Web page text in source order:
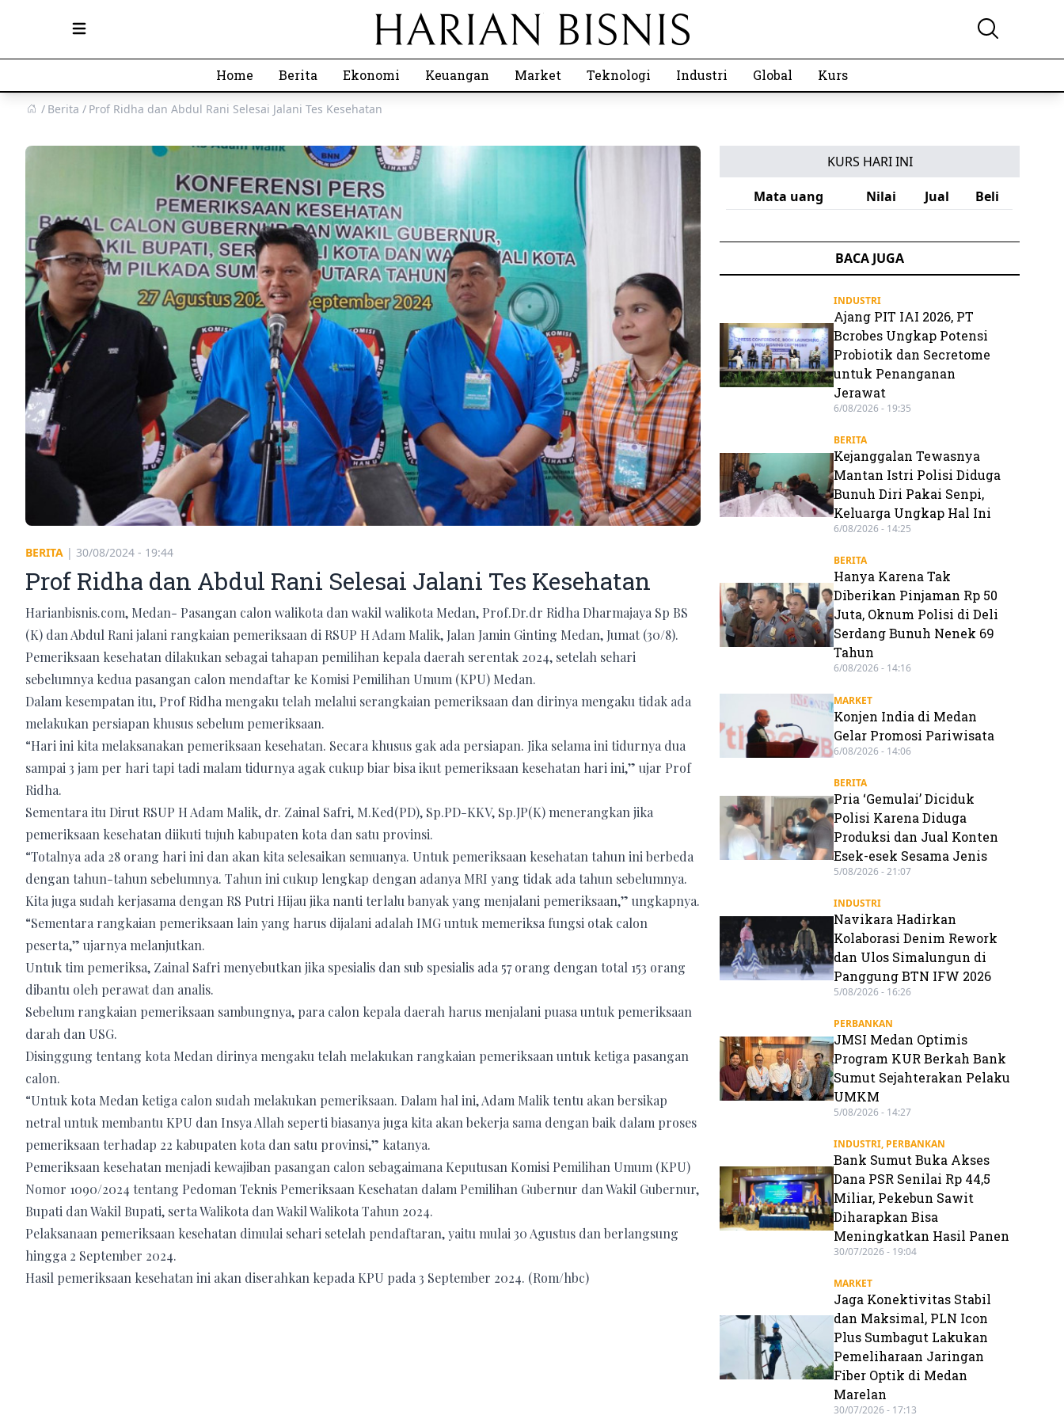
Open main menu
Home Berita Ekonomi Keuangan Market Teknologi Industri Global Kurs
Berita Prof Ridha dan Abdul Rani Selesai Jalani Tes Kesehatan
BERITA | 30/08/2024 - 19:44
Prof Ridha dan Abdul Rani Selesai Jalani Tes Kesehatan
Harianbisnis.com, Medan- Pasangan calon walikota dan wakil walikota Medan, Prof.Dr.dr Ridha Dharmajaya Sp BS
(K) dan Abdul Rani jalani rangkaian pemeriksaan di RSUP H Adam Malik, Jalan Jamin Ginting Medan, Jumat (30/8).
Pemeriksaan kesehatan dilakukan sebagai tahapan pemilihan kepala daerah serentak 2024, setelah sehari
sebelumnya kedua pasangan calon mendaftar ke Komisi Pemilihan Umum (KPU) Medan.
Dalam kesempatan itu, Prof Ridha mengaku telah melalui serangkaian pemeriksaan dan dirinya mengaku tidak ada
melakukan persiapan khusus sebelum pemeriksaan.
“Hari ini kita melaksanakan pemeriksaan kesehatan. Secara khusus gak ada persiapan. Jika selama ini tidurnya dua
sampai 3 jam per hari tapi tadi malam tidurnya agak cukup biar bisa ikut pemeriksaan kesehatan hari ini,” ujar Prof
Ridha.
Sementara itu Dirut RSUP H Adam Malik, dr. Zainal Safri, M.Ked(PD), Sp.PD-KKV, Sp.JP(K) menerangkan jika
pemeriksaan kesehatan diikuti tujuh kabupaten kota dan satu provinsi.
“Totalnya ada 28 orang hari ini dan akan kita selesaikan semuanya. Untuk pemeriksaan kesehatan tahun ini berbeda
dengan tahun-tahun sebelumnya. Tahun ini cukup lengkap dengan adanya MRI yang tidak ada tahun sebelumnya.
Kita juga sudah kerjasama dengan RS Putri Hijau jika nanti terlalu banyak yang menjalani pemeriksaan,” ungkapnya.
“Sementara rangkaian pemeriksaan lain yang harus dijalani adalah IMG untuk memeriksa fungsi otak calon
peserta,” ujarnya melanjutkan.
Untuk tim pemeriksa, Zainal Safri menyebutkan jika spesialis dan sub spesialis ada 57 orang dengan total 153 orang
dibantu oleh perawat dan analis.
Sebelum rangkaian pemeriksaan sambungnya, para calon kepala daerah harus menjalani puasa untuk pemeriksaan
darah dan USG.
Disinggung tentang kota Medan dirinya mengaku telah melakukan rangkaian pemeriksaan untuk ketiga pasangan
calon.
“Untuk kota Medan ketiga calon sudah melakukan pemeriksaan. Dalam hal ini, Adam Malik tentu akan bersikap
netral untuk membantu KPU dan Insya Allah seperti biasanya juga kita akan bekerja sama dengan baik dalam proses
pemeriksaan terhadap 22 kabupaten kota dan satu provinsi,” katanya.
Pemeriksaan kesehatan menjadi kewajiban pasangan calon sebagaimana Keputusan Komisi Pemilihan Umum (KPU)
Nomor 1090/2024 tentang Pedoman Teknis Pemeriksaan Kesehatan dalam Pemilihan Gubernur dan Wakil Gubernur,
Bupati dan Wakil Bupati, serta Walikota dan Wakil Walikota Tahun 2024.
Pelaksanaan pemeriksaan kesehatan dimulai sehari setelah pendaftaran, yaitu mulai 30 Agustus dan berlangsung
hingga 2 September 2024.
Hasil pemeriksaan kesehatan ini akan diserahkan kepada KPU pada 3 September 2024. (Rom/hbc)
KURS HARI INI
Mata uang
Nilai Jual Beli
BACA JUGA
INDUSTRI
Ajang PIT IAI 2026, PT
Bcrobes Ungkap Potensi
Probiotik dan Secretome
untuk Penanganan
Jerawat
6/08/2026 - 19:35
BERITA
Kejanggalan Tewasnya
Mantan Istri Polisi Diduga
Bunuh Diri Pakai Senpi,
Keluarga Ungkap Hal Ini
6/08/2026 - 14:25
BERITA
Hanya Karena Tak
Diberikan Pinjaman Rp 50
Juta, Oknum Polisi di Deli
Serdang Bunuh Nenek 69
Tahun
6/08/2026 - 14:16
MARKET
Konjen India di Medan
Gelar Promosi Pariwisata
6/08/2026 - 14:06
BERITA
Pria ‘Gemulai’ Diciduk
Polisi Karena Diduga
Produksi dan Jual Konten
Esek-esek Sesama Jenis
5/08/2026 - 21:07
INDUSTRI
Navikara Hadirkan
Kolaborasi Denim Rework
dan Ulos Simalungun di
Panggung BTN IFW 2026
5/08/2026 - 16:26
PERBANKAN
JMSI Medan Optimis
Program KUR Berkah Bank
Sumut Sejahterakan Pelaku
UMKM
5/08/2026 - 14:27
INDUSTRI, PERBANKAN
Bank Sumut Buka Akses
Dana PSR Senilai Rp 44,5
Miliar, Pekebun Sawit
Diharapkan Bisa
Meningkatkan Hasil Panen
30/07/2026 - 19:04
MARKET
Jaga Konektivitas Stabil
dan Maksimal, PLN Icon
Plus Sumbagut Lakukan
Pemeliharaan Jaringan
Fiber Optik di Medan
Marelan
30/07/2026 - 17:13